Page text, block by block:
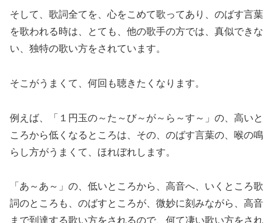
そして、歌詞全てを、心をこめて歌ってあり、のばす言葉
を歌われる時は、とても、他の歌手の方では、真似できな
い、独特の歌い方をされています。
そこがうまくて、何回も聴きたくなります。
例えば、「１円玉の～た～び～が～ら～す～」の、高いと
ころから低くなるところは、その、のばす言葉の、喉の鳴
らし方がうまくて、ほれぼれします。
「あ～あ～」の、低いところから、高音へ、いくところ歌
詞のところも、のばすところが、微妙に刻みながら、高音
まで到達する歌い方をされるので、何て凄い歌い方をされ